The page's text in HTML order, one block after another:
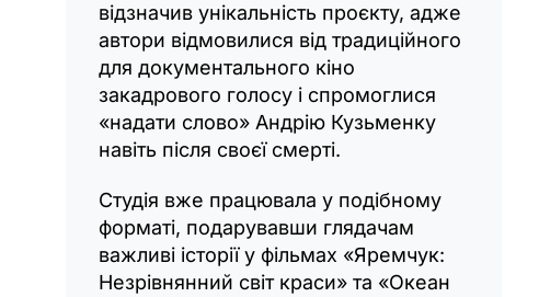
відзначив унікальність проєкту, адже
автори відмовилися від традиційного
для документального кіно
закадрового голосу і спромоглися
«надати слово» Андрію Кузьменку
навіть після своєї смерті.
Студія вже працювала у подібному
форматі, подарувавши глядачам
важливі історії у фільмах «Яремчук:
Незрівнянний світ краси» та «Океан